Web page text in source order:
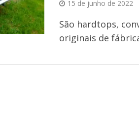
15 de junho de 2022
São hardtops,
originais de